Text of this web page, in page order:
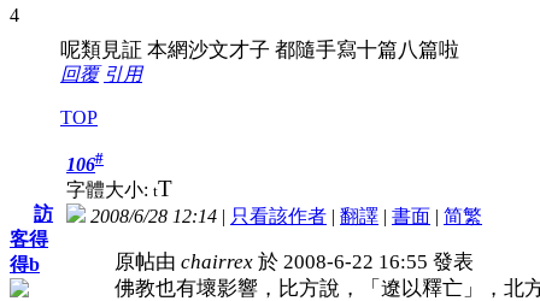
呢類見証 本網沙文才子 都隨手寫十篇八篇啦
回覆 引用
TOP
訪
客得
得b
106#
字體大小: tT
2008/6/28 12:14 | 只看該作者 | 翻譯 | 書面 | 简繁
原帖由 chairrex 於 2008-6-22 16:55 發表
佛教也有壞影響，比方說，「遼以釋亡」，北